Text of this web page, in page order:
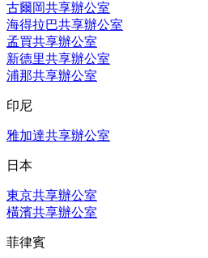
古爾岡共享辦公室
海得拉巴共享辦公室
孟買共享辦公室
新德里共享辦公室
浦那共享辦公室
印尼
雅加達共享辦公室
日本
東京共享辦公室
橫濱共享辦公室
菲律賓